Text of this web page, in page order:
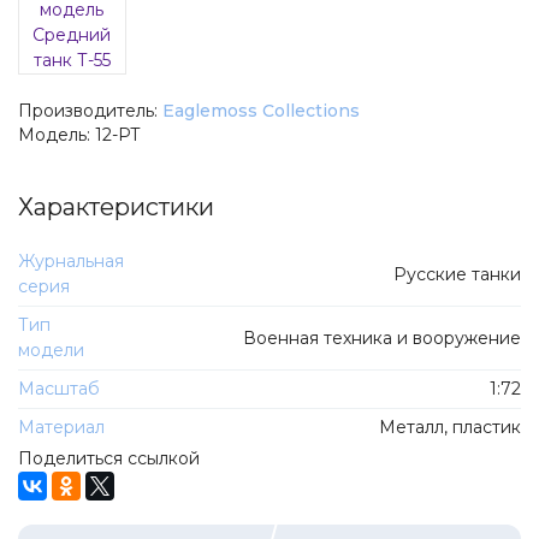
Оловянные солдатики
Фигурки
Уценка
Статьи
Автобусы
Мотоциклы
Тракторы
Троллейбусы и трамваи
Журнальная серия
Автомобиль на службе
Hobby I Work
Del Prado
UM43
Doctor Decal
ПТВ-Сибирь
Ашет-Бокс
Мечта Коллекционера
GLM Stamp Models
Rye Field Models
DEMPRICE
Производитель: Eaglemoss Collections
Модель: 12-РТ
Характеристики
Журнальная
серия
Русские танки
Тип
модели
Военная техника и вооружение
Масштаб
1:72
Материал
Металл, пластик
Поделиться ссылкой